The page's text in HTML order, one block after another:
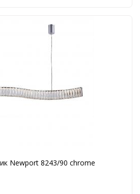
Newport 8243/90 chrome